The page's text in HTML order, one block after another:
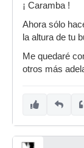
¡ Caramba !
Ahora sólo
la altura de tu
Me quedaré
otros más